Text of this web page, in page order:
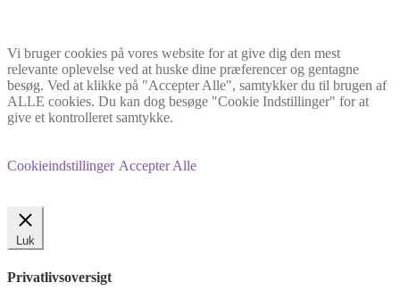
Vi bruger cookies på vores website for at give dig den mest
relevante oplevelse ved at huske dine præferencer og gentagne
besøg. Ved at klikke på "Accepter Alle", samtykker du til brugen af
ALLE cookies. Du kan dog besøge "Cookie Indstillinger" for at
give et kontrolleret samtykke.
Cookieindstillinger Accepter Alle
Luk
Privatlivsoversigt